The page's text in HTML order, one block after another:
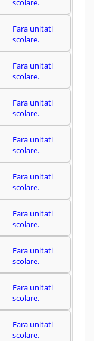
scolare.
Fara unitati
scolare.
Fara unitati
scolare.
Fara unitati
scolare.
Fara unitati
scolare.
Fara unitati
scolare.
Fara unitati
scolare.
Fara unitati
scolare.
Fara unitati
scolare.
Fara unitati
scolare.